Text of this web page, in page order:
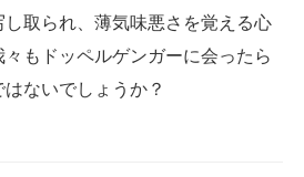
取られ、薄気味悪さを覚える心
もドッペルゲンガーに会ったら
ないでしょうか？